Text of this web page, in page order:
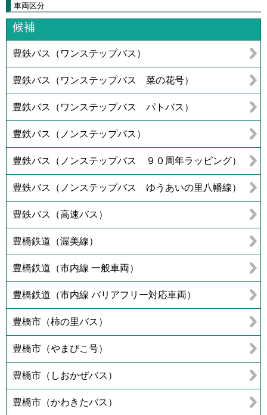
車両区分
候補
豊鉄バス（ワンステップバス）
豊鉄バス（ワンステップバス 菜の花号）
豊鉄バス（ワンステップバス パトバス）
豊鉄バス（ノンステップバス）
豊鉄バス（ノンステップバス ９０周年ラッピング）
豊鉄バス（ノンステップバス ゆうあいの里八幡線）
豊鉄バス（高速バス）
豊橋鉄道（渥美線）
豊橋鉄道（市内線 一般車両）
豊橋鉄道（市内線 バリアフリー対応車両）
豊橋市（柿の里バス）
豊橋市（やまびこ号）
豊橋市（しおかぜバス）
豊橋市（かわきたバス）